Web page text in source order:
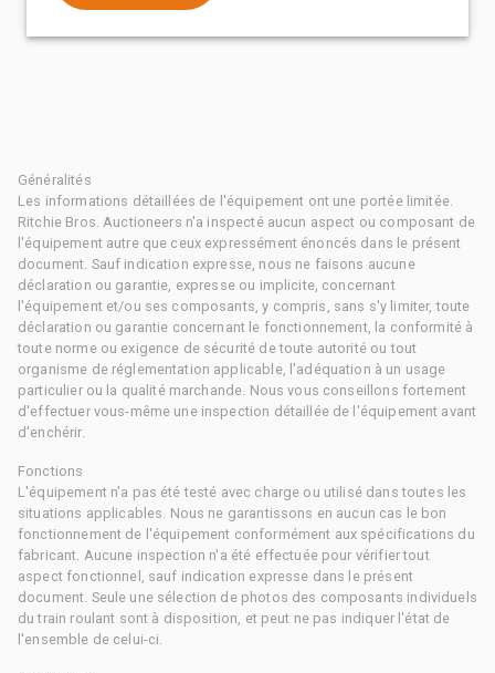
Généralités
Les informations détaillées de l'équipement ont une portée limitée.
Ritchie Bros. Auctioneers n'a inspecté aucun aspect ou composant de
l'équipement autre que ceux expressément énoncés dans le présent
document. Sauf indication expresse, nous ne faisons aucune
déclaration ou garantie, expresse ou implicite, concernant
l'équipement et/ou ses composants, y compris, sans s'y limiter, toute
déclaration ou garantie concernant le fonctionnement, la conformité à
toute norme ou exigence de sécurité de toute autorité ou tout
organisme de réglementation applicable, l'adéquation à un usage
particulier ou la qualité marchande. Nous vous conseillons fortement
d'effectuer vous-même une inspection détaillée de l'équipement avant
d'enchérir.
Fonctions
L'équipement n'a pas été testé avec charge ou utilisé dans toutes les
situations applicables. Nous ne garantissons en aucun cas le bon
fonctionnement de l'équipement conformément aux spécifications du
fabricant. Aucune inspection n'a été effectuée pour vérifier tout
aspect fonctionnel, sauf indication expresse dans le présent
document. Seule une sélection de photos des composants individuels
du train roulant sont à disposition, et peut ne pas indiquer l'état de
l'ensemble de celui-ci.